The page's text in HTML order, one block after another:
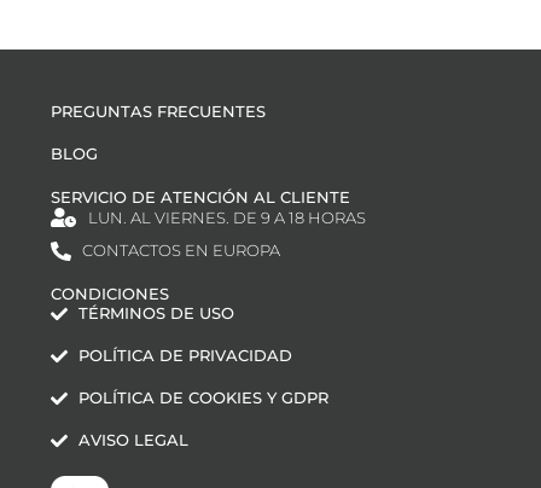
PREGUNTAS FRECUENTES
BLOG
SERVICIO DE ATENCIÓN AL CLIENTE
LUN. AL VIERNES. DE 9 A 18 HORAS
CONTACTOS EN EUROPA
CONDICIONES
TÉRMINOS DE USO
POLÍTICA DE PRIVACIDAD
POLÍTICA DE COOKIES Y GDPR
AVISO LEGAL